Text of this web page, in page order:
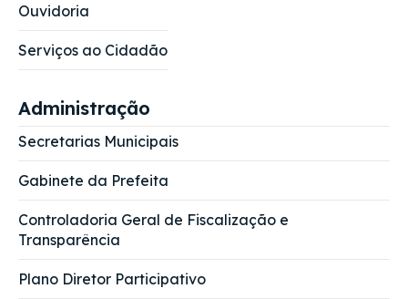
Ouvidoria
Serviços ao Cidadão
Administração
Secretarias Municipais
Gabinete da Prefeita
Controladoria Geral de Fiscalização e
Transparência
Plano Diretor Participativo